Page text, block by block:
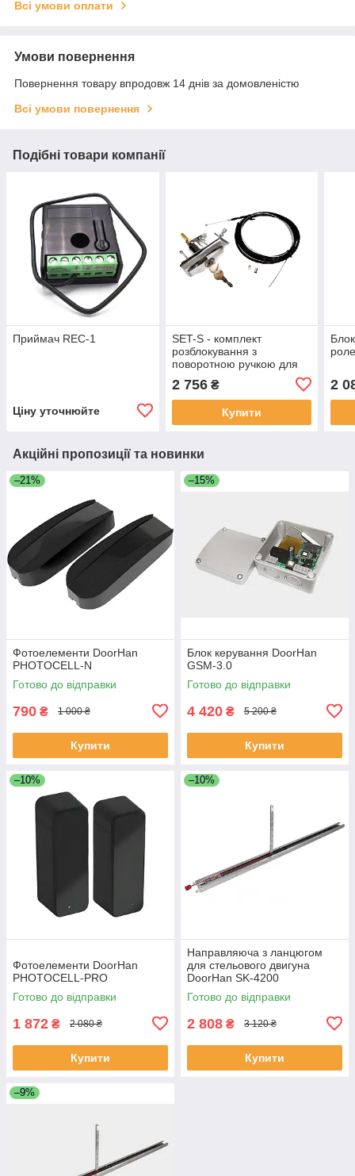
Всі умови оплати
Умови повернення
Повернення товару впродовж 14 днів за домовленістю
Всі умови повернення
Подібні товари компанії
Приймач REC-1
Ціну уточнюйте
SET-S - комплект
розблокування з
поворотною ручкою для
2 756₴
Купити
2
Акційні пропозиції та новинки
–21%
Фотоелементи DoorHan
PHOTOCELL-N
Готово до відправки
790 ₴ 1 000 ₴
Купити
–15%
Блок керування DoorHan
GSM-3.0
Готово до відправки
4 420 ₴ 5 200 ₴
Купити
–10%
Фотоелементи DoorHan
PHOTOCELL-PRO
Готово до відправки
1 872 ₴ 2 080 ₴
Купити
–10%
Направляюча з ланцюгом
для стельового двигуна
DoorHan SK-4200
Готово до відправки
2 808 ₴ 3 120 ₴
Купити
–9%